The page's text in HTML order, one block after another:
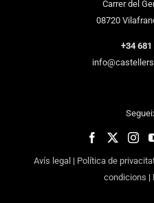
Carrer del
08720
+34 681
Avís legal | Política de
condicions |